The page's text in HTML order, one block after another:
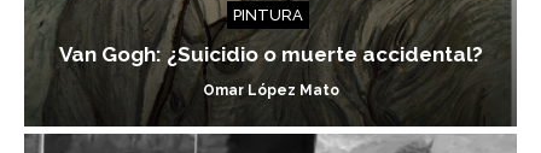
PINTURA
Van Gogh: ¿Suicidio o muerte accidental?
Omar López Mato